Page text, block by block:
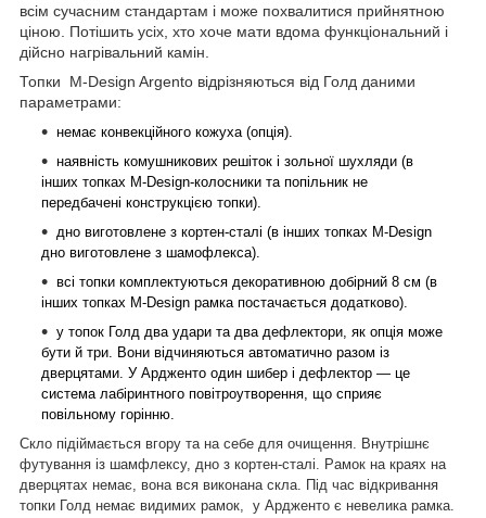
всім сучасним стандартам і може похвалитися прийнятною
ціною. Потішить усіх, хто хоче мати вдома функціональний і
дійсно нагрівальний камін.
Топки M-Design Argento відрізняються від Голд даними
параметрами:
немає конвекційного кожуха (опція).
наявність комушникових решіток і зольної шухляди (в
інших топках M-Design-колосники та попільник не
передбачені конструкцією топки).
дно виготовлене з кортен-сталі (в інших топках M-Design
дно виготовлене з шамофлекса).
всі топки комплектуються декоративною добірний 8 см (в
інших топках M-Design рамка постачається додатково).
у топок Голд два удари та два дефлектори, як опція може
бути й три. Вони відчиняються автоматично разом із
дверцятами. У Ардженто один шибер і дефлектор — це
система лабіринтного повітроутворення, що сприяє
повільному горінню.
Скло підіймається вгору та на себе для очищення. Внутрішнє
футування із шамфлексу, дно з кортен-сталі. Рамок на краях на
дверцятах немає, вона вся виконана скла. Під час відкривання
топки Голд немає видимих рамок,
у Ардженто є невелика рамка.